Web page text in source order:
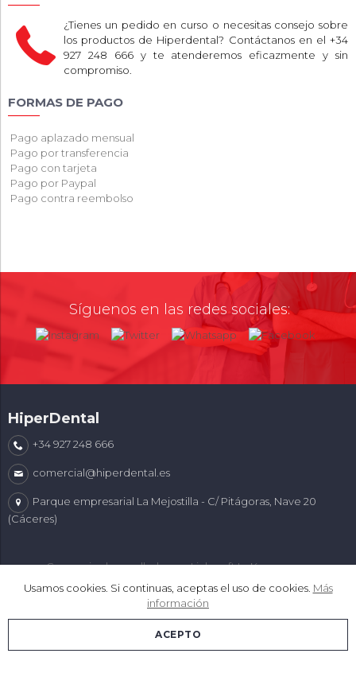
Usamos cookies. Si continuas, aceptas el uso de cookies. Más
información
ACEPTO
¿Tienes un pedido en curso o necesitas consejo sobre
los productos de Hiperdental? Contáctanos en el +34
927 248 666 y te atenderemos eficazmente y sin
compromiso.
FORMAS DE PAGO
Pago aplazado mensual
Pago por transferencia
Pago con tarjeta
Pago por Paypal
Pago contra reembolso
Síguenos en las redes sociales:
HiperDental
+34 927 248 666
comercial@hiperdental.es
Parque empresarial La Mejostilla - C/ Pitágoras, Nave 20
(Cáceres)
Comercio desarrollado conLinkasoft LeKommerce